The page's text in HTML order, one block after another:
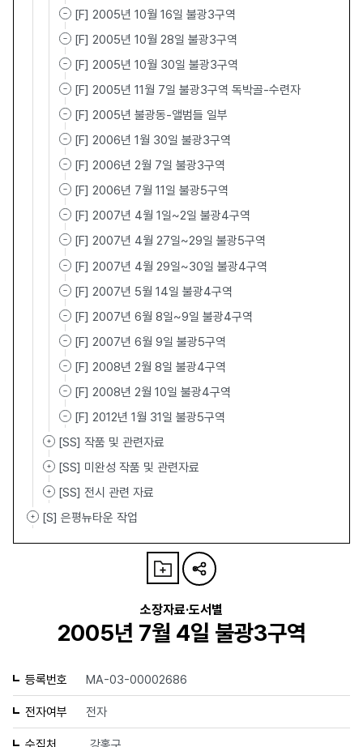
[F] 2005년 10월 16일 불광3구역
[F] 2005년 10월 28일 불광3구역
[F] 2005년 10월 30일 불광3구역
[F] 2005년 11월 7일 불광3구역 독박골-수련자
[F] 2005년 불광동-앨범들 일부
[F] 2006년 1월 30일 불광3구역
[F] 2006년 2월 7일 불광3구역
[F] 2006년 7월 11일 불광5구역
[F] 2007년 4월 1일~2일 불광4구역
[F] 2007년 4월 27일~29일 불광5구역
[F] 2007년 4월 29일~30일 불광4구역
[F] 2007년 5월 14일 불광4구역
[F] 2007년 6월 8일~9일 불광4구역
[F] 2007년 6월 9일 불광5구역
[F] 2008년 2월 8일 불광4구역
[F] 2008년 2월 10일 불광4구역
[F] 2012년 1월 31일 불광5구역
[SS] 작품 및 관련자료
[SS] 미완성 작품 및 관련자료
[SS] 전시 관련 자료
[S] 은평뉴타운 작업
소장자료·도서별
2005년 7월 4일 불광3구역
등록번호 MA-03-00002686
전자여부 전자